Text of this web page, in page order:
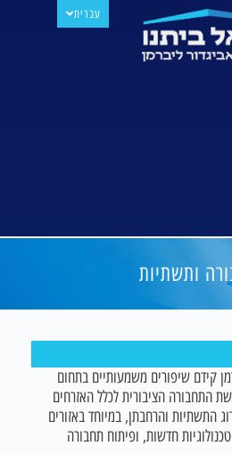
עברית
РУССКИЙ
ותשתיות
קידם שיפורים משמעותיים בתחום
הציבורית לכלל האזרחים
והרחבתן, במיוחד באזורים
חדשות, ופיתוח תחבורה